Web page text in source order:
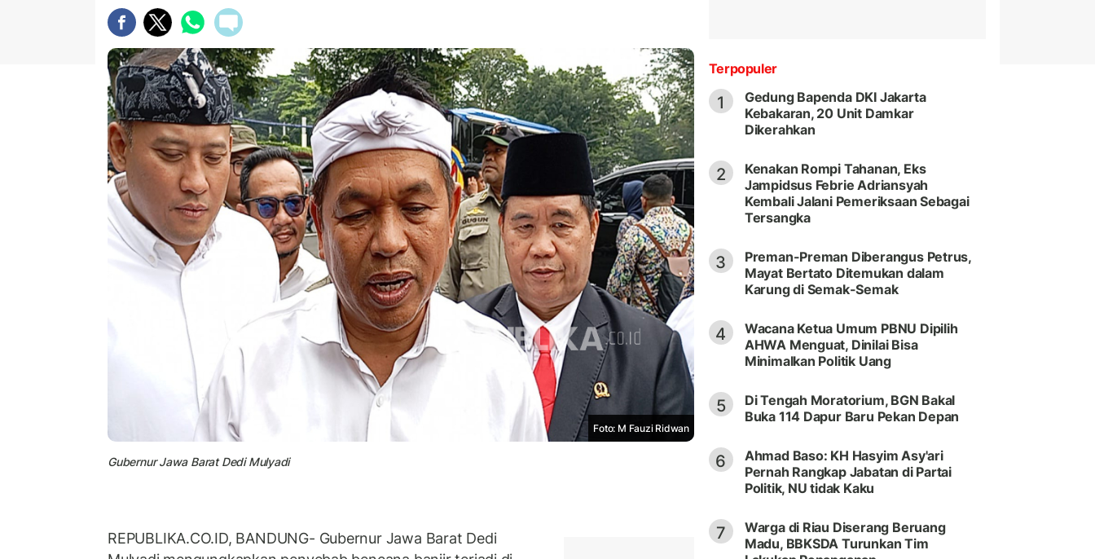
Foto: M Fauzi Ridwan
Gubernur Jawa Barat Dedi Mulyadi
REPUBLIKA.CO.ID, BANDUNG- Gubernur Jawa Barat Dedi
Terpopuler
1
Gedung Bapenda DKI Jakarta
Kebakaran, 20 Unit Damkar
Dikerahkan
2
Kenakan Rompi Tahanan, Eks
Jampidsus Febrie Adriansyah
Kembali Jalani Pemeriksaan Sebagai
Tersangka
3
Preman-Preman Diberangus Petrus,
Mayat Bertato Ditemukan dalam
Karung di Semak-Semak
4
Wacana Ketua Umum PBNU Dipilih
AHWA Menguat, Dinilai Bisa
Minimalkan Politik Uang
5
Di Tengah Moratorium, BGN Bakal
Buka 114 Dapur Baru Pekan Depan
6
Ahmad Baso: KH Hasyim Asy'ari
Pernah Rangkap Jabatan di Partai
Politik, NU tidak Kaku
7
Warga di Riau Diserang Beruang
Madu, BBKSDA Turunkan Tim